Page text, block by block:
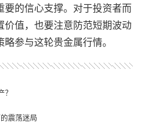
的信心支撑。对于投资者而
值，也要注意防范短期波动
参与这轮贵金属行情。
震荡迷局